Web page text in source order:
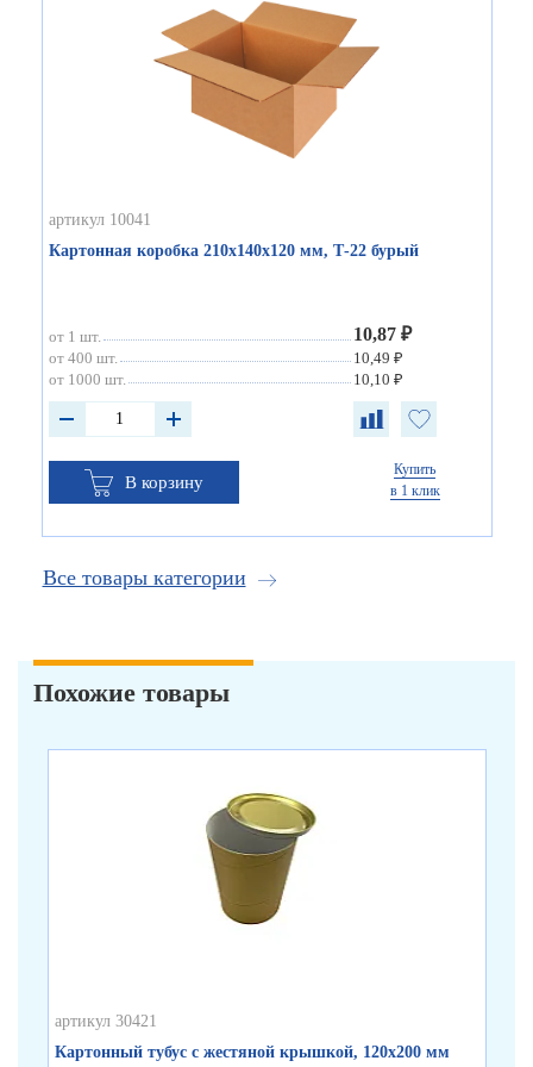
артикул 10041
Картонная коробка 210х140х120 мм, Т-22 бурый
от 1 шт. 10,87 ₽
от 400 шт.
10,49 ₽
от 1000 шт.
10,10 ₽
В корзину
Купить
в 1 клик
Все товары категории
Похожие товары
артикул 30421
Картонный тубус с жестяной крышкой, 120х200 мм